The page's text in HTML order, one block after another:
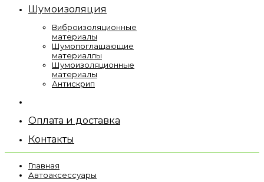
Шумоизоляция
Виброизоляционные
материалы
Шумопоглащающие
материаллы
Шумоизоляционные
материалы
Антискрип
Оплата и доставка
Контакты
Главная
Автоаксессуары